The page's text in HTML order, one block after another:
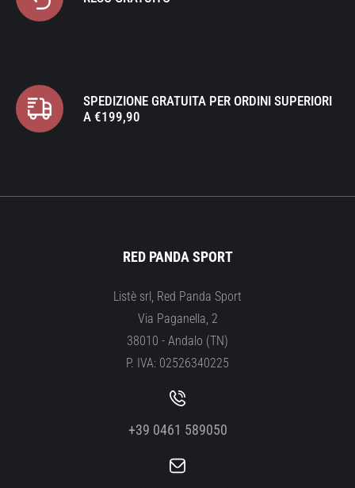
SPEDIZIONE GRATUITA PER ORDINI SUPERIORI
A €199,90
RED PANDA SPORT
Listè srl, Red Panda Sport
Via Paganella, 2
38010 - Andalo (TN)
P. IVA: 02526340225
+39 0461 589050